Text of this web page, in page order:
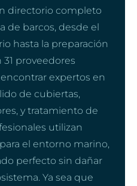
directorio completo
de barcos, desde el
hasta la preparación
31 proveedores
expertos en
de cubiertas,
y tratamiento de
utilizan
el entorno marino,
perfecto sin dañar
Ya sea que